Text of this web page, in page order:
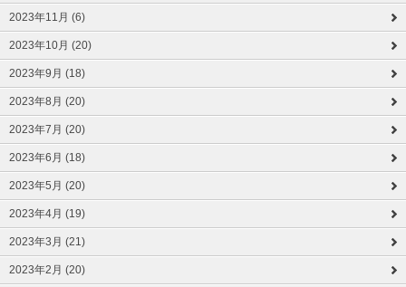
2023年11月 (6)
2023年10月 (20)
2023年9月 (18)
2023年8月 (20)
2023年7月 (20)
2023年6月 (18)
2023年5月 (20)
2023年4月 (19)
2023年3月 (21)
2023年2月 (20)